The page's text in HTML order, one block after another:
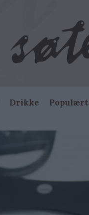
Drikke Populært